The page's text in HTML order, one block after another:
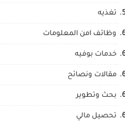
تغذيه
وظائف امن المعلومات
خدمات بوفيه
مقالات ونصائح
بحث وتطوير
تحصيل مالي